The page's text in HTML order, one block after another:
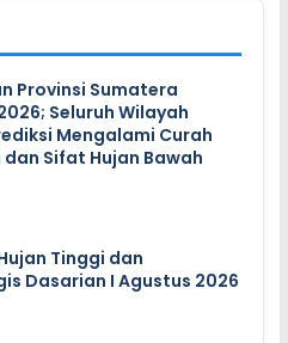
Provinsi Sumatera
Seluruh Wilayah
Mengalami Curah
Sifat Hujan Bawah
Tinggi dan
Dasarian I Agustus 2026